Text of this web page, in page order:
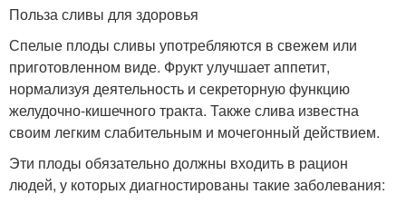
Польза сливы для здоровья
Спелые плоды сливы употребляются в свежем или
приготовленном виде. Фрукт улучшает аппетит,
нормализуя деятельность и секреторную функцию
желудочно-кишечного тракта. Также слива известна
своим легким слабительным и мочегонный действием.
Эти плоды обязательно должны входить в рацион
людей, у которых диагностированы такие заболевания: